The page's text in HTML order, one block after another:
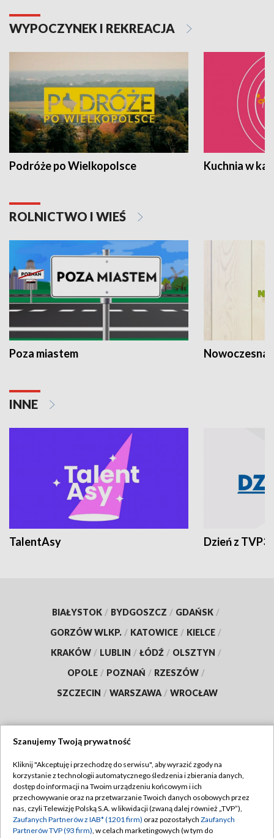
WYPOCZYNEK I REKREACJA
Podróże po Wielkopolsce Kuchnia w
ROLNICTWO I WIEŚ
Poza miastem Nowoczesna
INNE
TalentAsy Dzień z TVP3
BIAŁYSTOK / BYDGOSZCZ / GDAŃSK /
GORZÓW WLKP. / KATOWICE / KIELCE /
KRAKÓW / LUBLIN / ŁÓDŹ / OLSZTYN /
OPOLE / POZNAŃ / RZESZÓW /
SZCZECIN / WARSZAWA / WROCŁAW
TVP
Abonament TVP
Emisja w TVP
Regulamin TVP
Polityka prywatności
Szanujemy Twoją prywatność
Kliknij "Akceptuję i przechodzę do serwisu", aby wyrazić zgody na
korzystanie z technologii automatycznego śledzenia i zbierania danych,
dostęp do informacji na Twoim urządzeniu końcowym i ich
przechowywanie oraz na przetwarzanie Twoich danych osobowych przez
nas, czyli Telewizję Polską S.A. w likwidacji (zwaną dalej również „TVP”),
Zaufanych Partnerów z IAB* (1201 firm) oraz pozostałych Zaufanych
Partnerów TVP (93 firm), w celach marketingowych (w tym do